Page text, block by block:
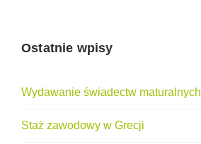
Ostatnie wpisy
Wydawanie świadectw maturalnych
Staż zawodowy w Grecji